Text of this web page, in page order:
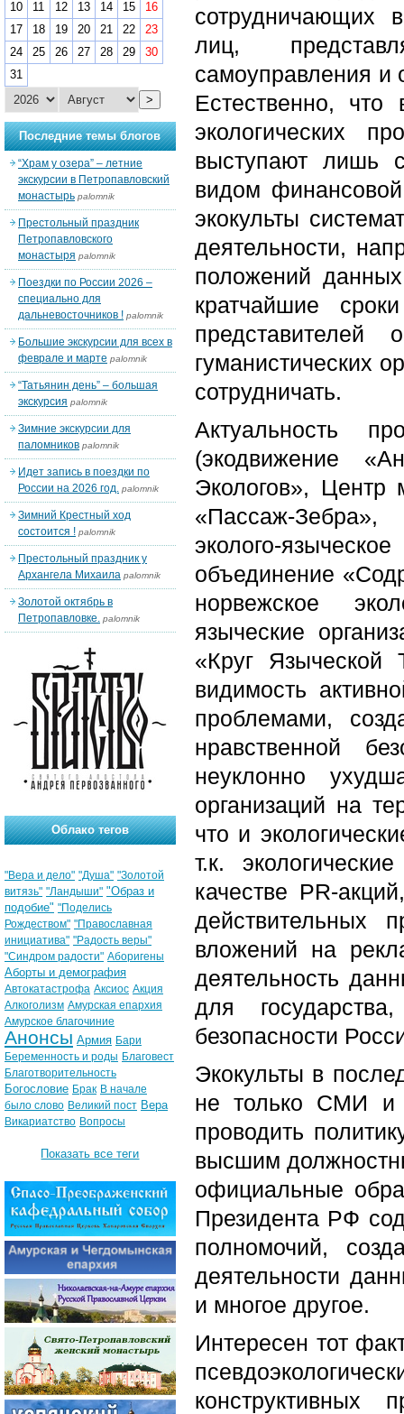
сотрудничающих
лиц,
самоуправления и
Естественно,
экологических
выступают лишь
видом
экокульты
деятельности,
положений данных
кратчайшие
представителей
гуманистических
сотрудничать.
Актуальность
(экодвижение
Экологов», Центр
«Пассаж-
эколого-
объединение
норвежское
языческие
«Круг Языческой
видимость
проблемами,
нравственной
неуклонно
организаций на
что и
т.к.
качестве PR-
действительных
вложений на
деятельность
для
безопасности
Экокульты в
не только СМИ и
проводить
высшим
официальные
Президента РФ
полномочий,
деятельности
и многое другое.
Интересен тот
конструктивных
10
11 12 13 14 15
16
17
18 19 20 21 22
23
24
25 26 27 28 29
30
31
>
Последние темы блогов
“Храм у озера” – летние
экскурсии в Петропавловский
монастырь palomnik
Престольный праздник
Петропавловского
монастыря palomnik
Поездки по России 2026 –
специально для
дальневосточников ! palomnik
Большие экскурсии для всех в
феврале и марте palomnik
“Татьянин день” – большая
экскурсия palomnik
Зимние экскурсии для
паломников palomnik
Идет запись в поездки по
России на 2026 год. palomnik
Зимний Крестный ход
состоится ! palomnik
Престольный праздник у
Архангела Михаила palomnik
Золотой октябрь в
Петропавловке. palomnik
Облако тегов
"Вера и дело" "Душа" "Золотой
витязь" "Ландыши" "Образ и
подобие" "Поделись
Рождеством" "Православная
инициатива" "Радость веры"
"Синдром радости" Аборигены
Аборты и демография
Автокатастрофа Аксиос Акция
Алкоголизм Амурская епархия
Амурское благочиние
Анонсы Армия Бари
Беременность и роды Благовест
Благотворительность
Богословие Брак В начале
было слово Великий пост Вера
Викариатство Вопросы
Показать все теги